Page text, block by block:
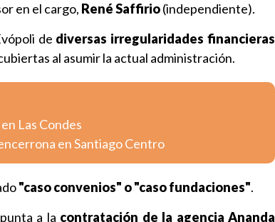
en el cargo, René Saffirio(independiente).
de diversas irregularidades financieras
al asumir la actual administración.
Las Condes
en Santiago Centro
"caso convenios" o "caso fundaciones".
a la contratación de la agencia Ananda